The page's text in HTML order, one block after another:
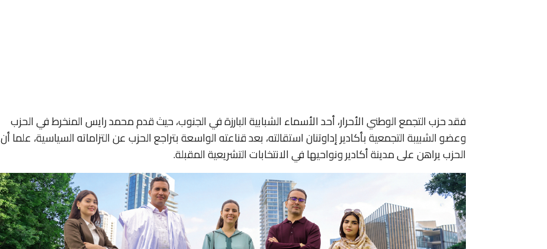
فقد حزب التجمع الوطني الأحرار، أحد الأسماء الشبابية البارزة في الجنوب، حيث قدم محمد رايس المنخرط في الحزب
وعضو الشبيبة التجمعية بأكادير إداوتنان استقالته، بعد قناعته الواسعة بتراجع الحزب عن التزاماته السياسية، علما أن
الحزب يراهن على مدينة أكادير ونواحيها في الانتخابات التشريعية المقبلة.